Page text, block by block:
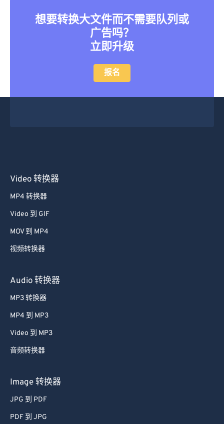
想要转换大文件而不需要队列或
广告吗？
立即升级
报名
Video 转换器
MP4 转换器
Video 到 GIF
MOV 到 MP4
视频转换器
Audio 转换器
MP3 转换器
MP4 到 MP3
Video 到 MP3
音频转换器
Image 转换器
JPG 到 PDF
PDF 到 JPG